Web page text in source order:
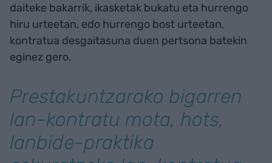
daiteke bakarrik, ikasketak bukatu eta hurrengo
hiru urteetan, edo hurrengo bost urteetan,
kontratua desgaitasuna duen pertsona batekin
eginez gero.
Prestakuntzarako bigarren
lan-kontratu mota, hots,
lanbide-praktika